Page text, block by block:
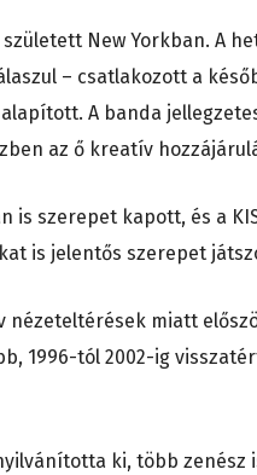
született New Yorkban. A
– csatlakozott a
alapított. A banda
az ő kreatív
is szerepet kapott, és a
is jelentős szerepet
nézeteltérések miatt
1996-tól 2002-ig
ki, több zenész